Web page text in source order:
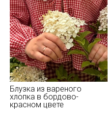
Блузка из вареного
хлопка в бордово-
красном цвете